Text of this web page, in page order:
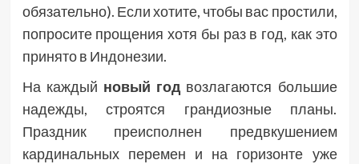
обязательно). Если хотите, чтобы вас простили,
попросите прощения хотя бы раз в год, как это
принято в Индонезии.
На каждый новый год возлагаются большие
надежды, строятся грандиозные планы.
Праздник преисполнен предвкушением
кардинальных перемен и на горизонте уже